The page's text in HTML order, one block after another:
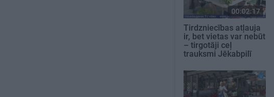
00:02:17
Tirdzniecības atļauja
ir, bet vietas var nebūt
– tirgotāji ceļ
trauksmi Jēkabpilī